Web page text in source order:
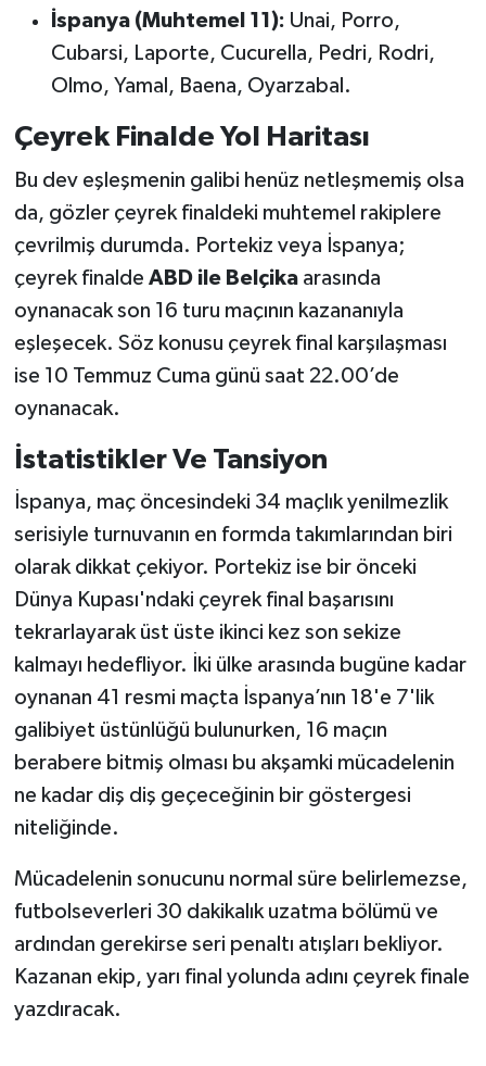
İspanya (Muhtemel 11): Unai, Porro,
Cubarsi, Laporte, Cucurella, Pedri, Rodri,
Olmo, Yamal, Baena, Oyarzabal.
Çeyrek Finalde Yol Haritası
Bu dev eşleşmenin galibi henüz netleşmemiş olsa
da, gözler çeyrek finaldeki muhtemel rakiplere
çevrilmiş durumda. Portekiz veya İspanya;
çeyrek finalde ABD ile Belçikaarasında
oynanacak son 16 turu maçının kazananıyla
eşleşecek. Söz konusu çeyrek final karşılaşması
ise 10 Temmuz Cuma günü saat 22.00’de
oynanacak.
İstatistikler Ve Tansiyon
İspanya, maç öncesindeki 34 maçlık yenilmezlik
serisiyle turnuvanın en formda takımlarından biri
olarak dikkat çekiyor. Portekiz ise bir önceki
Dünya Kupası'ndaki çeyrek final başarısını
tekrarlayarak üst üste ikinci kez son sekize
kalmayı hedefliyor. İki ülke arasında bugüne kadar
oynanan 41 resmi maçta İspanya’nın 18'e 7'lik
galibiyet üstünlüğü bulunurken, 16 maçın
berabere bitmiş olması bu akşamki mücadelenin
ne kadar diş diş geçeceğinin bir göstergesi
niteliğinde.
Mücadelenin sonucunu normal süre belirlemezse,
futbolseverleri 30 dakikalık uzatma bölümü ve
ardından gerekirse seri penaltı atışları bekliyor.
Kazanan ekip, yarı final yolunda adını çeyrek finale
yazdıracak.